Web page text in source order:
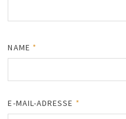
NAME *
E-MAIL-ADRESSE *